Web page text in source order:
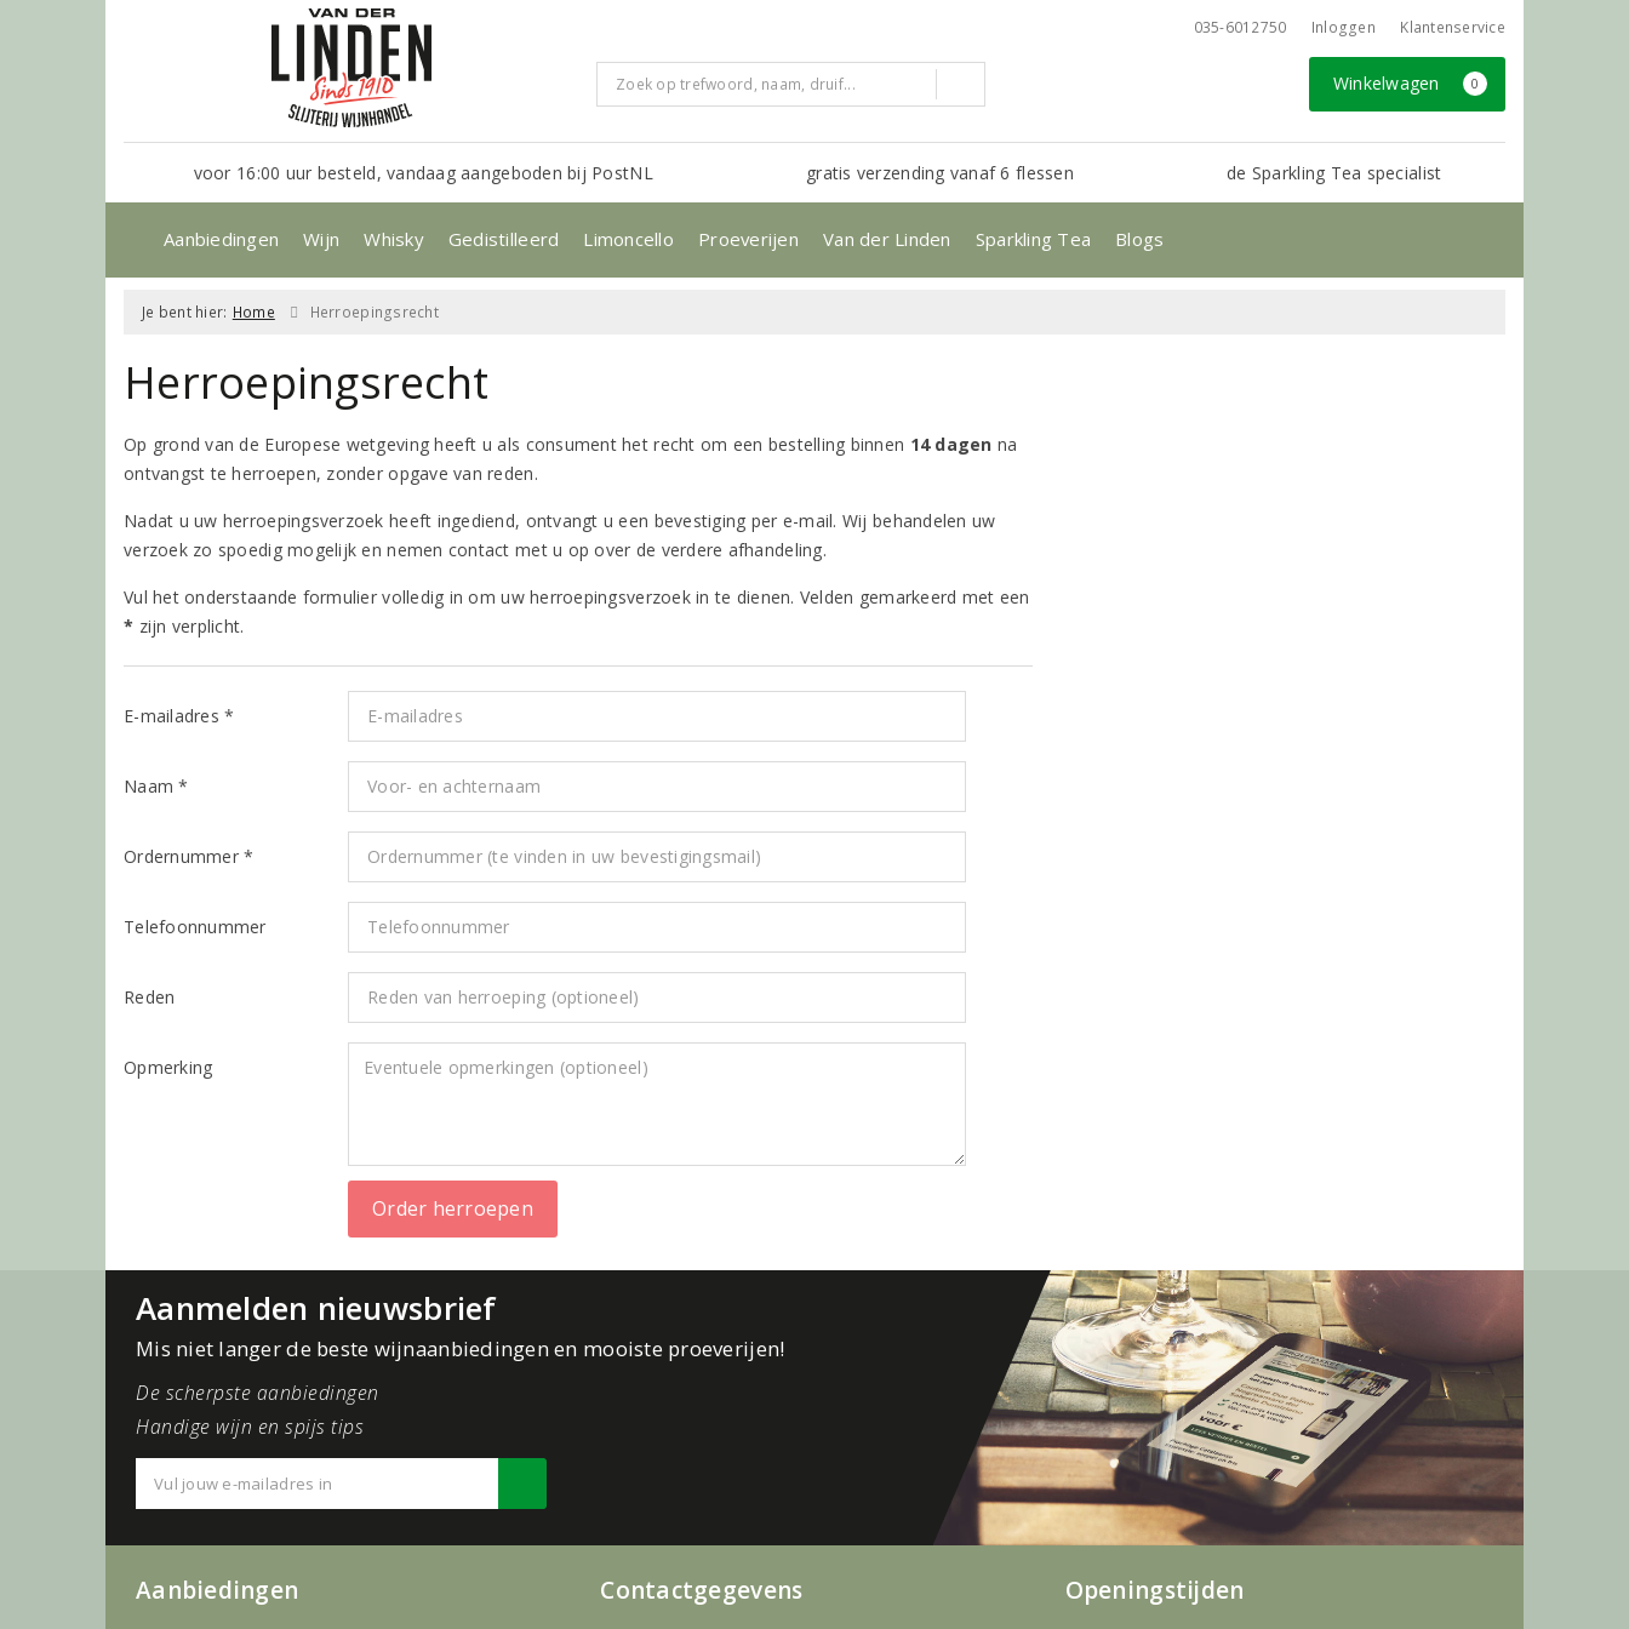
035-6012750 Inloggen Klantenservice
Winkelwagen 0
voor 16:00 uur besteld, vandaag aangeboden bij PostNL gratis verzending vanaf 6 flessen de Sparkling Tea specialist
Aanbiedingen Wijn Whisky Gedistilleerd Limoncello Proeverijen Van der Linden Sparkling Tea Blogs
Je bent hier: Home Herroepingsrecht
Herroepingsrecht
Op grond van de Europese wetgeving heeft u als consument het recht om een bestelling binnen 14 dagen na
ontvangst te herroepen, zonder opgave van reden.
Nadat u uw herroepingsverzoek heeft ingediend, ontvangt u een bevestiging per e-mail. Wij behandelen uw
verzoek zo spoedig mogelijk en nemen contact met u op over de verdere afhandeling.
Vul het onderstaande formulier volledig in om uw herroepingsverzoek in te dienen. Velden gemarkeerd met een
* zijn verplicht.
E-mailadres *
Naam *
Ordernummer *
Telefoonnummer
Reden
Opmerking
Order herroepen
Aanmelden nieuwsbrief
Mis niet langer de beste wijnaanbiedingen en mooiste proeverijen!
De scherpste aanbiedingen
Handige wijn en spijs tips
Aanbiedingen Contactgegevens Openingstijden